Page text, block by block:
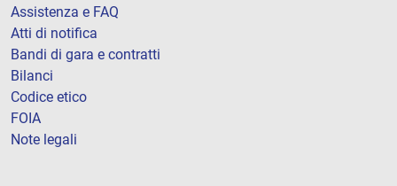
Assistenza e FAQ
Atti di notifica
Bandi di gara e contratti
Bilanci
Codice etico
FOIA
Note legali